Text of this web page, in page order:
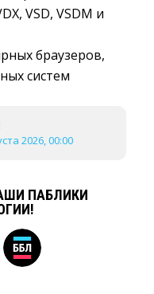
VSD, VSDM и
браузеров,
систем
2026, 00:00
ПАБЛИКИ